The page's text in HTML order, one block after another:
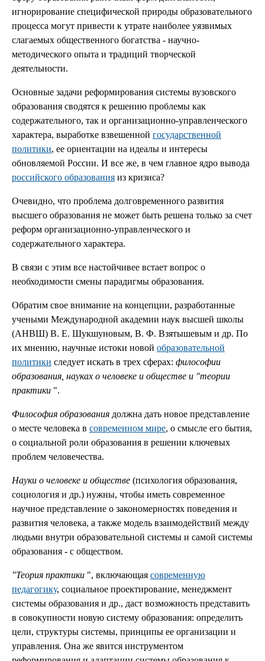
игнорирование специфической природы образовательного
процесса могут привести к утрате наиболее уязвимых
слагаемых общественного богатства - научно-
методического опыта и традиций творческой
деятельности.
Основные задачи реформирования системы вузовского
образования сводятся к решению проблемы как
содержательного, так и организационно-управленческого
характера, выработке взвешенной государственной
политики, ее ориентации на идеалы и интересы
обновляемой России. И все же, в чем главное ядро вывода
российского образования из кризиса?
Очевидно, что проблема долговременного развития
высшего образования не может быть решена только за счет
реформ организационно-управленческого и
содержательного характера.
В связи с этим все настойчивее встает вопрос о
необходимости смены парадигмы образования.
Обратим свое внимание на концепции, разработанные
учеными Международной академии наук высшей школы
(АНВШ) В. Е. Шукшуновым, В. Ф. Взятышевым и др. По
их мнению, научные истоки новой образовательной
политики следует искать в трех сферах: философии
образования, науках о человеке и обществе и "теории
практики ".
Философия образования должна дать новое представление
о месте человека в современном мире, о смысле его бытия,
о социальной роли образования в решении ключевых
проблем человечества.
Науки о человеке и обществе (психология образования,
социология и др.) нужны, чтобы иметь современное
научное представление о закономерностях поведения и
развития человека, а также модель взаимодействий между
людьми внутри образовательной системы и самой системы
образования - с обществом.
"Теория практики ", включающая современную
педагогику, социальное проектирование, менеджмент
системы образования и др., даст возможность представить
в совокупности новую систему образования: определить
цели, структуры системы, принципы ее организации и
управления. Она же явится инструментом